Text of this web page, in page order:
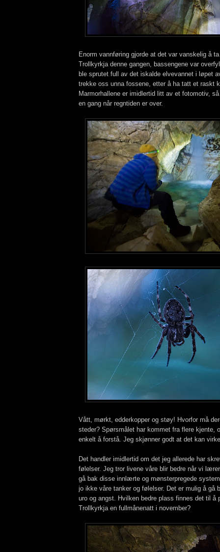
Enorm vannføring gjorde at det var vanskelig å
Trollkyrkja denne gangen, bassengene var
ble sprutet full av det iskalde elvevannet i løpet
trekke oss unna fossene, etter å ha tatt et raskt
Marmorhallene er imidlertid litt av et fotomotiv,
en gang når regntiden er over.
Vått, mørkt, edderkopper og støy! Hvorfor må
steder? Spørsmålet har kommet fra flere kjente,
enkelt å forstå. Jeg skjønner godt at det kan
Det handler imidlertid om det jeg allerede har
følelser. Jeg tror livene våre blir bedre når vi
gå bak disse innlærte og mønsterpregede
jo ikke våre tanker og følelser. Det er mulig å gå
uro og angst. Hvilken bedre plass finnes det til å
Trollkyrkja en fullmånenatt i november?